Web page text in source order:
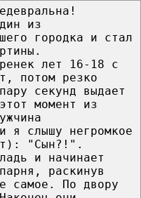
из
городка и стал
лет 16-18 с
потом резко
секунд выдает
момент из
я слышу негромкое
"Сын?!".
и начинает
раскинув
самое. По двору